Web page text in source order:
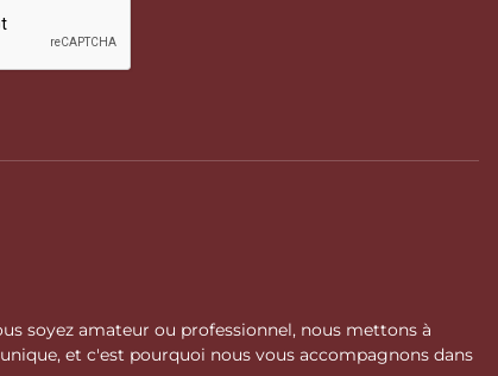
soyez amateur ou professionnel, nous mettons à
et c'est pourquoi nous vous accompagnons dans